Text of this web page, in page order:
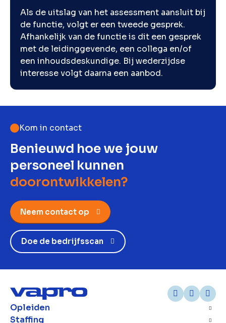
Als de uitslag van het assessment aansluit bij
de functie, volgt er een tweede gesprek.
Afhankelijk van de functie is dit een gesprek
met de leidinggevende, een collega en/of
een inhoudsdeskundige. Bij wederzijdse
interesse volgt daarna een aanbod.
Kom in contact
Benieuwd hoe we jouw
personeel kunnen
doorontwikkelen?
Neem contact op
Doe de bedrijfsscan
Opleiden
Staffing